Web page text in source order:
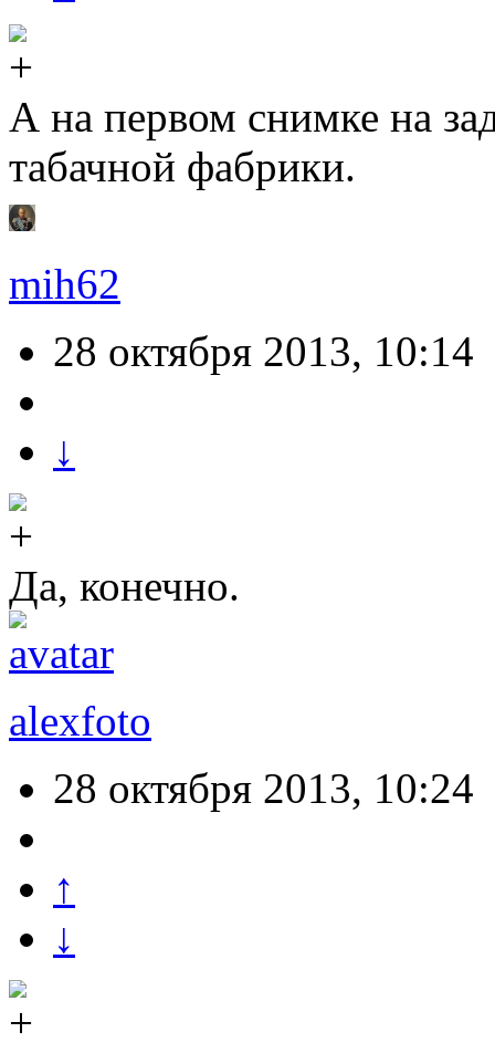
А на первом снимке на
табачной фабрики.
mih62
28 октября 2013, 10:14
↓
Да, конечно.
alexfoto
28 октября 2013, 10:24
↑
↓